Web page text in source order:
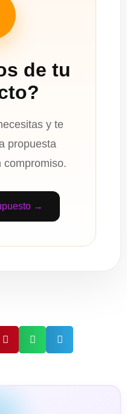
de tu
y te
propuesta
compromiso.
→